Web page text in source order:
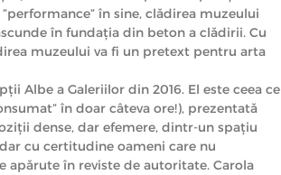
în sine, clădirea muzeului
în fundația din beton a clădirii. Cu
muzeului va fi un pretext pentru arta
Albe a Galeriilor din 2016. El este ceea ce
în doar câteva ore!), prezentată
dense, dar efemere, dintr-un spațiu
cu certitudine oameni care nu
apărute în reviste de autoritate. Carola